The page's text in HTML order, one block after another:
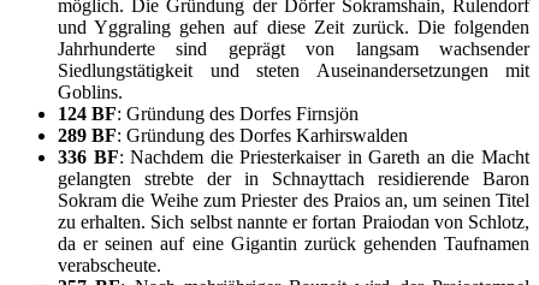
möglich. Die Gründung der Dörfer Sokramshain, Rulendorf
und Yggraling gehen auf diese Zeit zurück. Die folgenden
Jahrhunderte sind geprägt von langsam wachsender
Siedlungstätigkeit und steten Auseinandersetzungen mit
Goblins.
124 BF: Gründung des Dorfes Firnsjön
289 BF: Gründung des Dorfes Karhirswalden
336 BF: Nachdem die Priesterkaiser in Gareth an die Macht
gelangten strebte der in Schnayttach residierende Baron
Sokram die Weihe zum Priester des Praios an, um seinen Titel
zu erhalten. Sich selbst nannte er fortan Praiodan von Schlotz,
da er seinen auf eine Gigantin zurück gehenden Taufnamen
verabscheute.